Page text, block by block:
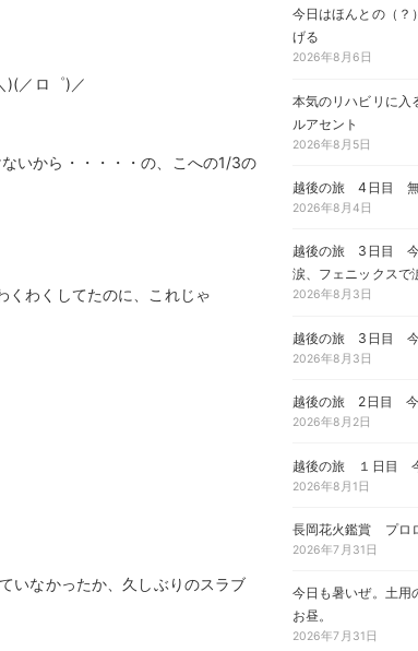
)(／ロ゜)／
いから・・・・・の、こへの1/3の
くわくしてたのに、これじゃ
いなかったか、久しぶりのスラブ
今日はほんとの（？
げる
2026年8月6日
本気のリハビリに入
ルアセント
2026年8月5日
越後の旅 4日目 無
2026年8月4日
越後の旅 3日目 今
涙、フェニックス
2026年8月3日
越後の旅 3日目 今
2026年8月3日
越後の旅 2日目 今
2026年8月2日
越後の旅 １日目
2026年8月1日
長岡花火鑑賞 プロ
2026年7月31日
今日も暑いぜ。土用
お昼。
2026年7月31日